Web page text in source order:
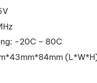
-20C – 80C